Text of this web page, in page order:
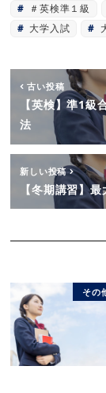
＃英検準１級
大学入試
古い投稿
【英検】準1級
法
新しい投稿
【冬期講習】
その